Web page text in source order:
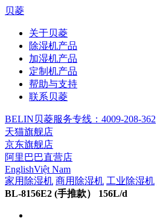
贝菱
关于贝菱
除湿机产品
加湿机产品
定制机产品
帮助与支持
联系贝菱
BELIN贝菱服务专线：4009-208-362
天猫旗舰店
京东旗舰店
阿里巴巴直营店
EnglishViệt Nam
家用除湿机 商用除湿机 工业除湿机
BL-8156E2 (手推款） 156L/d